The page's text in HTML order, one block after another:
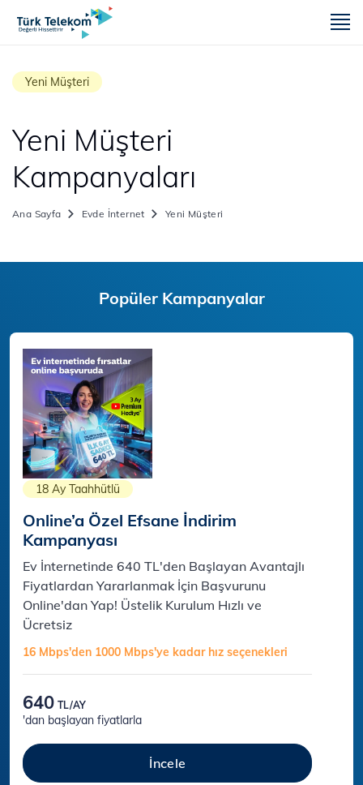
Yeni Müşteri
Yeni Müşteri
Kampanyaları
Ana Sayfa Evde İnternet Yeni Müşteri
Popüler Kampanyalar
18 Ay Taahhütlü
Online’a Özel Efsane İndirim
Kampanyası
Ev İnternetinde 640 TL'den Başlayan Avantajlı
Fiyatlardan Yararlanmak İçin Başvurunu
Online'dan Yap! Üstelik Kurulum Hızlı ve
Ücretsiz
16 Mbps'den 1000 Mbps'ye kadar hız seçenekleri​​
640 TL/AY
'dan başlayan fiyatlarla
İncele